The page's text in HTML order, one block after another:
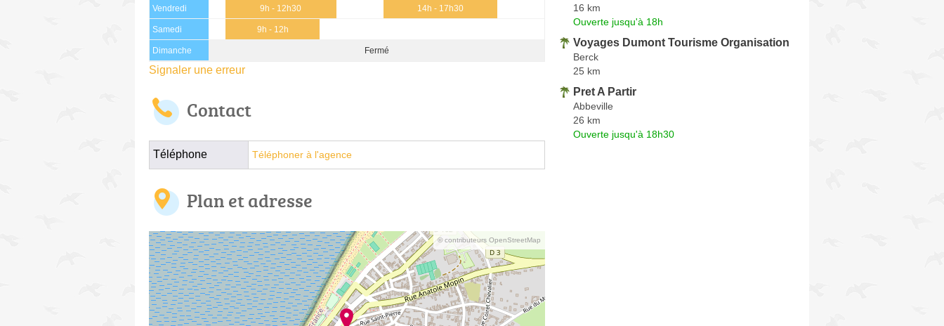
Vendredi 9h - 12h30 14h - 17h30
Samedi 9h - 12h
Dimanche Fermé
Signaler une erreur
Contact
Téléphone Téléphoner à l'agence
Plan et adresse
© contributeurs OpenStreetMap
16 km
Ouverte jusqu'à 18h
Voyages Dumont Tourisme Organisation
Berck
25 km
Pret A Partir
Abbeville
26 km
Ouverte jusqu'à 18h30